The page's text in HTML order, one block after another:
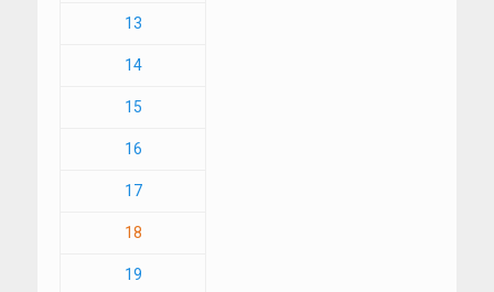
13
14
15
16
17
18
19